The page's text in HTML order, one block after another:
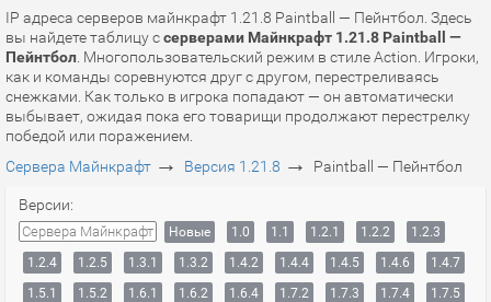
IP адреса серверов майнкрафт 1.21.8 Paintball — Пейнтбол. Здесь
вы найдете таблицу ссерверами Майнкрафт 1.21.8 Paintball —
Пейнтбол . Многопользовательский режим в стиле Action. Игроки,
как и команды соревнуются друг с другом, перестреливаясь
снежками. Как только в игрока попадают — он автоматически
выбывает, ожидая пока его товарищи продолжают перестрелку
победой или поражением.
Сервера Майнкрафт → Версия 1.21.8 → Paintball — Пейнтбол
Версии:
Сервера Майнкрафт Новые 1.0 1.1 1.2.1 1.2.2
1.2.3
1.2.4
1.2.5 1.3.1 1.3.2 1.4.2 1.4.4 1.4.5 1.4.6
1.4.7
1.5.1
1.5.2 1.6.1 1.6.2 1.6.4 1.7.2 1.7.3 1.7.4
1.7.5